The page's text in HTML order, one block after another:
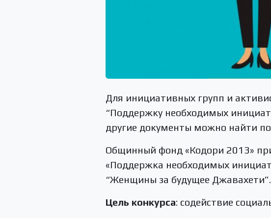
Для инициативных групп и
“Поддержку необходимых
другие документы можно найти
Общинный фонд «Кодори 2013»
«Поддержка необходимых
“Женщины за будущее Джавахети”.
Цель конкурса: содействие